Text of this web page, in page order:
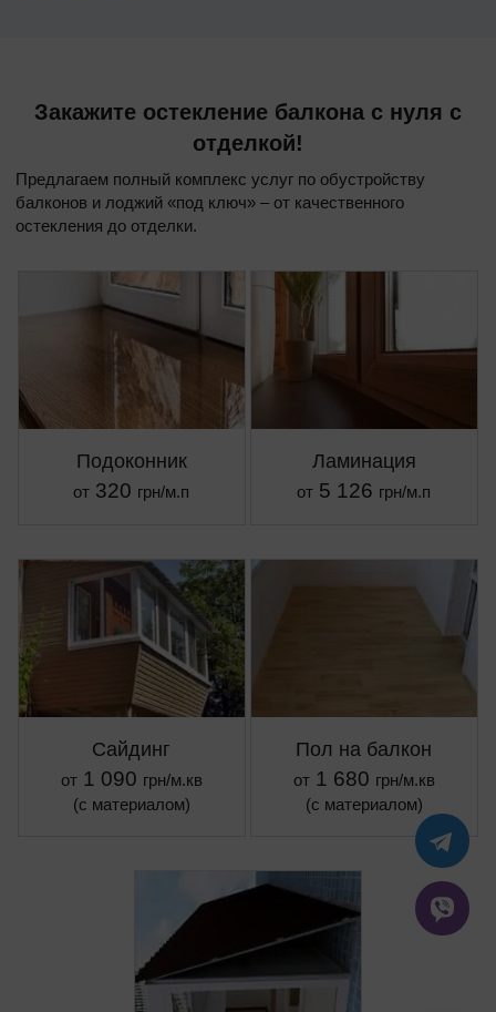
Закажите остекление балкона с нуля с
отделкой!
Предлагаем полный комплекс услуг по обустройству
балконов и лоджий «под ключ» – от качественного
остекления до отделки.
Подоконник
от 320 грн/м.п
Ламинация
от 5 126 грн/м.п
Сайдинг
от1 090 грн/м.кв
(с материалом)
Пол на балкон
от1 680 грн/м.кв
(с материалом)